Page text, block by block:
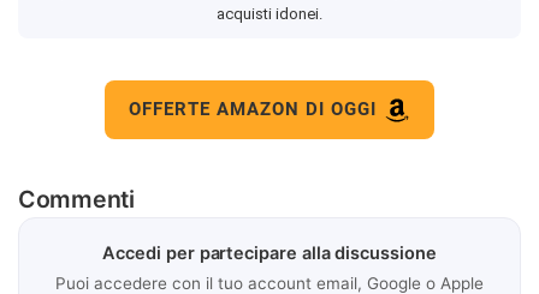
acquisti idonei.
OFFERTE AMAZON DI OGGI
Commenti
Accedi per partecipare alla discussione
Puoi accedere con il tuo account email, Google o Apple